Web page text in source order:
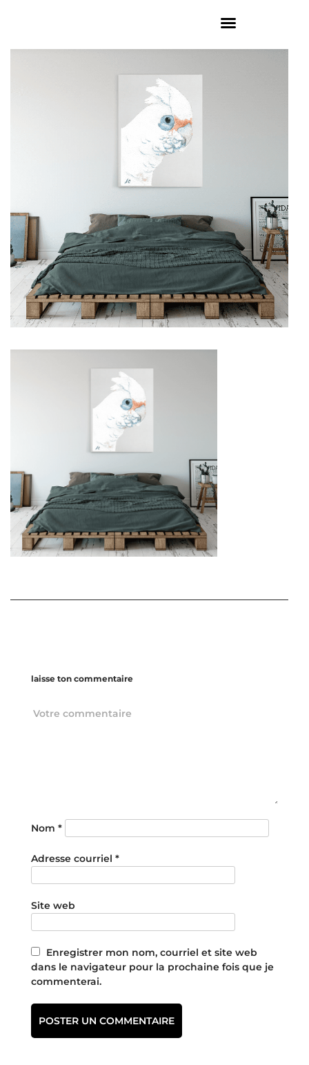
laisse ton commentaire
Nom *
Adresse courriel *
Site web
Enregistrer mon nom, courriel et site web
dans le navigateur pour la prochaine fois que je
commenterai.